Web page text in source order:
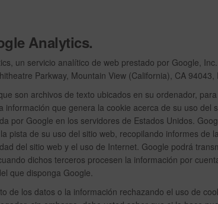
Analytics.
un servicio analítico de web prestado por Google,
Parkway, Mountain View (California), CA 94043,
son archivos de texto ubicados en su ordenador,
información que genera la cookie acerca de su uso del
por Google en los servidores de Estados Unidos.
pista de su uso del sitio web, recopilando informes de
del sitio web y el uso de Internet. Google podrá
dichos terceros procesen la información por
que disponga Google.
de los datos o la información rechazando el uso de